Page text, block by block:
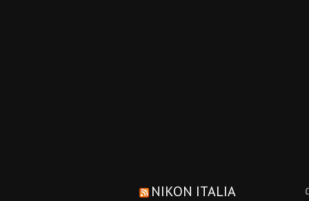
NIKON ITALIA